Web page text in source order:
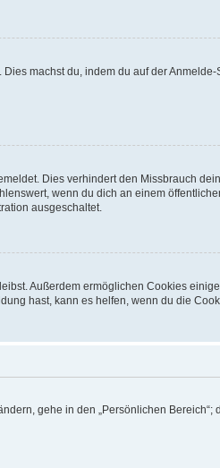
machst du, indem du auf der
Dies verhindert den Missbrauch
wenn du dich an einem
ausgeschaltet.
Außerdem ermöglichen Cookies
hast, kann es helfen, wenn du die
gehe in den „Persönlichen Bereich“;